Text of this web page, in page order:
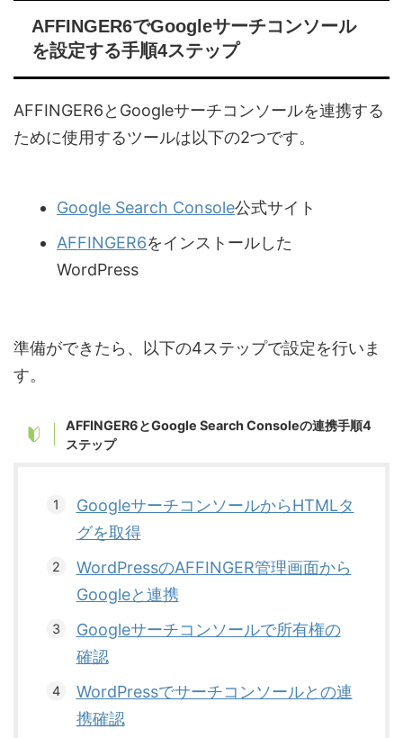
AFFINGER6でGoogleサーチコンソール
を設定する手順4ステップ
AFFINGER6とGoogleサーチコンソールを連携する
ために使用するツールは以下の2つです。
Google Search Console公式サイト
AFFINGER6をインストールした
WordPress
準備ができたら、以下の4ステップで設定を行いま
す。
AFFINGER6とGoogle Search Consoleの連携手順4
ステップ
GoogleサーチコンソールからHTMLタ
グを取得
WordPressのAFFINGER管理画面から
Googleと連携
Googleサーチコンソールで所有権の
確認
WordPressでサーチコンソールとの連
携確認